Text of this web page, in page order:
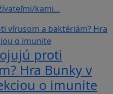
kami…
proti
Hra Bunky v
o imunite